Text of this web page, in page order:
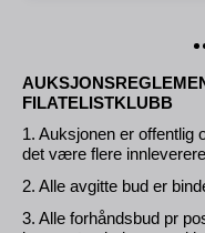
1. Auksjonen er offentlig
det være flere
2. Alle avgitte bud er
3. Alle forhåndsbud pr